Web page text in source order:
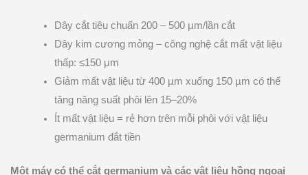
Dây cắt tiêu chuẩn 200 – 500 µm/lần cắt
Dây kim cương mỏng – công nghệ cắt mất vật liệu
thấp: ≤150 μm
Giảm mất vật liệu từ 400 µm xuống 150 µm có thể
tăng năng suất phôi lên 15–20%
Ít mất vật liệu = rẻ hơn trên mỗi phôi với vật liệu
germanium đắt tiền
Một máy có thể cắt germanium và các vật liệu hồng ngoại